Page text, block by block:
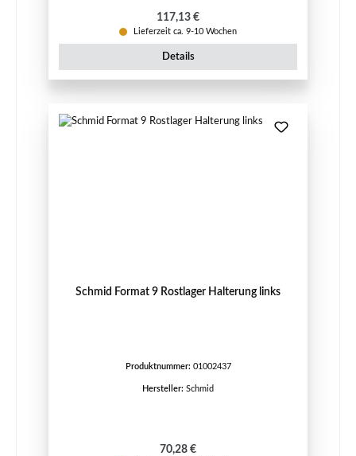
Regulärer Preis:
117,13 €
Lieferzeit ca. 9-10 Wochen
Details
Schmid Format 9 Rostlager Halterung links
Produktnummer: 01002437
Hersteller: Schmid
Regulärer Preis:
70,28 €